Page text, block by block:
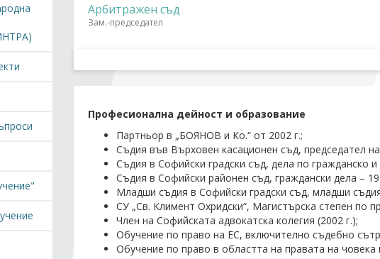
Арбитражен съд
Зам.-председател
Професионална дейност и образование
Партньор в „БОЯНОВ и Ко.“ от 2002 г.;
Съдия във Върховен касационен съд, председател
Съдия в Софийски градски съд, дела по гражданско
Съдия в Софийски районен съд, граждански дела –
Младши съдия в Софийски градски съд, младши
СУ „Св. Климент Охридски“, Магистърска степен по
Член на Софийската адвокатска колегия (2002 г.);
Обучение по право на ЕС, включително съдебно
Обучение по право в областта на правата на